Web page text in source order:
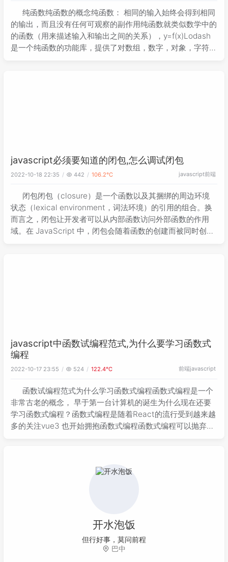
纯函数纯函数的概念纯函数： 相同的输入始终会得到相同
的输出，而且没有任何可观察的副作用纯函数就类似数学中的
的函数（用来描述输入和输出之间的关系），y=f(x)Lodash
是一个纯函数的功能库，提供了对数组，数字，对象，字符
javascript必须要知道的闭包,怎么调试闭包
2022-10-18 22:35 442 106.2℃ javascript前端
闭包闭包（closure）是一个函数以及其捆绑的周边环境
状态（lexical environment，词法环境）的引用的组合。换
而言之，闭包让开发者可以从内部函数访问外部函数的作用
域。在 JavaScript 中，闭包会随着函数的创建而被同时创
javascript中函数试编程范式,为什么要学习函数式
编程
2022-10-17 23:55 524 122.4℃ 前端javascript
函数试编程范式为什么学习函数式编程函数式编程是一个
非常古老的概念， 早于第一台计算机的诞生为什么现在还要
学习函数式编程？函数式编程是随着React的流行受到越来越
多的关注vue3 也开始拥抱函数式编程函数式编程可以抛弃
开水泡饭
但行好事，莫问前程
巴中